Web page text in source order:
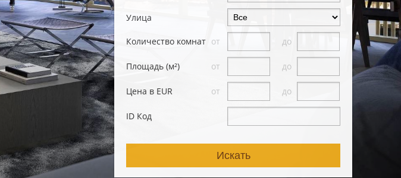
Улица
Количество комнат от до
Площадь (м²) от до
Цена в EUR от до
ID Код
Искать